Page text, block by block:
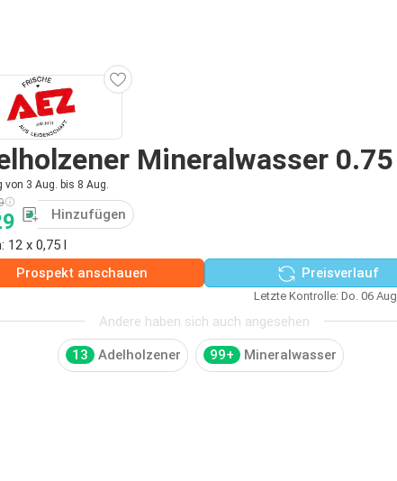
Mineralwasser
von 3 Aug. bis 8 Aug.
Hinzufügen
12 x 0,75 l
Prospekt anschauen
Preisverlauf
Letzte Kontrolle: Do. 06 Aug.
Andere haben sich auch angesehen
13 Adelholzener 99+ Mineralwasser